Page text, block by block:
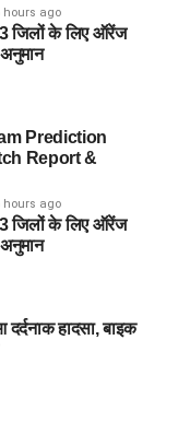
hours ago
3 जिलों के लिए ऑरेंज
Prediction
Report &
hours ago
3 जिलों के लिए ऑरेंज
हादसा, बाइक